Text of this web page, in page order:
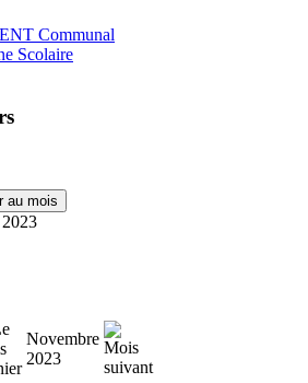
Communal
Scolaire
au mois
Novembre
2023